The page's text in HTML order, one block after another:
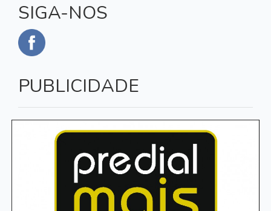
SIGA-NOS
PUBLICIDADE